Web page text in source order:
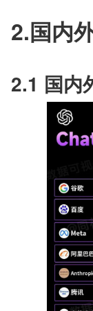
2.国内
2.1 国内